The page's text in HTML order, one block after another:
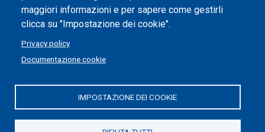
maggiori informazioni e per sapere come gestirli
clicca su "Impostazione dei cookie".
Privacy policy
Documentazione cookie
IMPOSTAZIONE DEI COOKIE
Politecnico di Torino | Corso Duca degli Abruzzi, 24 | 10129
Torino, ITALIA | P.IVA/C.F. 00518460019 | PEC
politecnicoditorino@pec.polito.it